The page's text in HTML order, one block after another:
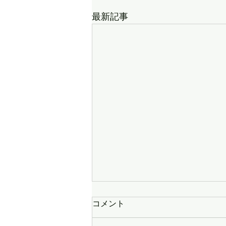
最新記事
令和８年８月会員プレゼン
コメント